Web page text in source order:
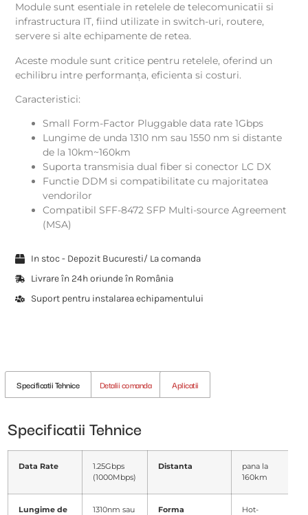
Module sunt esentiale in retelele de telecomunicatii si
infrastructura IT, fiind utilizate in switch-uri, routere,
servere si alte echipamente de retea.
Aceste module sunt critice pentru retelele, oferind un
echilibru intre performanța, eficienta si costuri.
Caracteristici:
Small Form-Factor Pluggable data rate 1Gbps
Lungime de unda 1310 nm sau 1550 nm si distante
de la 10km~160km
Suporta transmisia dual fiber si conector LC DX
Functie DDM si compatibilitate cu majoritatea
vendorilor
Compatibil SFF-8472 SFP Multi-source Agreement
(MSA)
In stoc - Depozit Bucuresti/ La comanda
Livrare în 24h oriunde în România
Suport pentru instalarea echipamentului
Specificatii Tehnice Detalii comanda Aplicatii
Specificatii Tehnice
Data Rate
1.25Gbps
(1000Mbps)
Distanta
pana la
160km
Lungime de
1310nm sau
Forma
Hot-